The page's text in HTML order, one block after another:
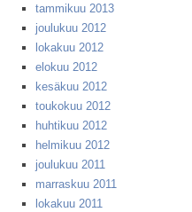
tammikuu 2013
joulukuu 2012
lokakuu 2012
elokuu 2012
kesäkuu 2012
toukokuu 2012
huhtikuu 2012
helmikuu 2012
joulukuu 2011
marraskuu 2011
lokakuu 2011